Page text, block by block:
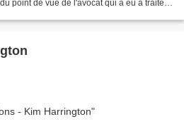
point de vue de l'avocat qui a eu à traiter